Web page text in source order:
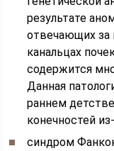
результате
отвечающих за
канальцах
содержится
Данная
раннем
конечностей
синдром